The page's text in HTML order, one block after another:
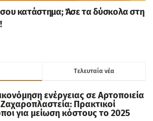
σου κατάστημα; Άσε τα δύσκολα στη
Tελευταία νέα
ενέργειας σε Αρτοποιεία
Ζαχαροπλαστεία: Πρακτικοί
για μείωση κόστους το 2025